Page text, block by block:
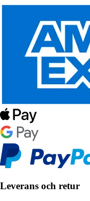
Leverans och retur